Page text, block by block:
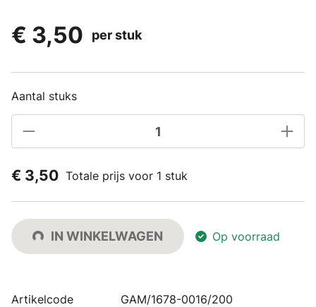
€ 3,50
per stuk
Aantal stuks
€ 3,50 Totale prijs voor 1 stuk
IN WINKELWAGEN Op voorraad
Artikelcode GAM/1678-0016/200